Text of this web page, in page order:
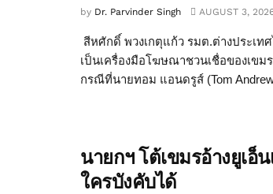
by Dr. Parvinder Singh AUGUST 3,
สีหศักดิ์ พวงเกตุแก้ว รมต.ต่างประเท
เป็นเครื่องมือโฆษณาชวนเชื่อของเขม
กรณีที่นายทอม แอนดรูส์ (Tom
นายกฯ โต้เขมรอ้างยูเ
ใครบังคับได้